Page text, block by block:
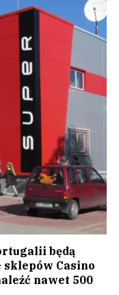
będą
sklepów Casino
nawet 500